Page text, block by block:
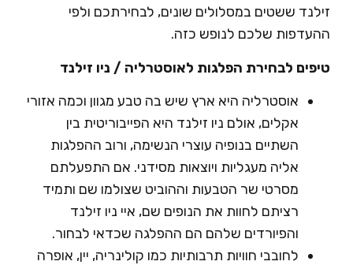
ששטים במסלולים שונים, לבחירתכם ולפי
שלכם לנופש כזה.
לבחירת הפלגות לאוסטרליה / ניו זילנד
אוסטרליה היא ארץ שיש בה טבע מגוון וכמה אזורי
אקלים, אולם ניו זילנד היא הפייבוריטית בין
השתיים בנופיה עוצרי הנשימה, ורוב ההפלגות
אליה מעגליות ויוצאות מסידני. אם התפעלתם
מסרטי שר הטבעות וההוביט שצולמו שם ותמיד
רציתם לחוות את הנופים שם, איי ניו זילנד
והפיורדים שלהם הם ההפלגה שכדאי לבחור.
לחובבי חוויות תרבותיות כמו קולינריה, יין, אופרה